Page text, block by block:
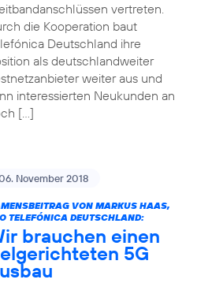
vertreten.
die Kooperation baut
Deutschland ihre
als deutschlandweiter
weiter aus und
interessierten Neukunden an
[…]
November 2018
VON MARKUS HAAS,
TELEFÓNICA DEUTSCHLAND:
brauchen einen
5G